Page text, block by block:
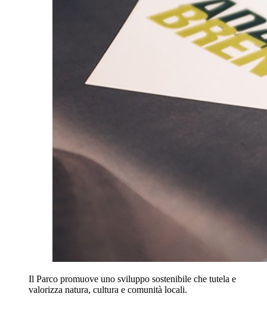
Il Parco promuove uno sviluppo sostenibile che tutela e
valorizza natura, cultura e comunità locali.